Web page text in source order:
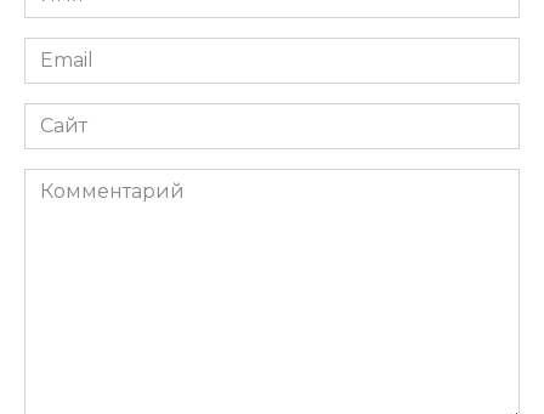
*
Email
*
Сайт
Комментарий